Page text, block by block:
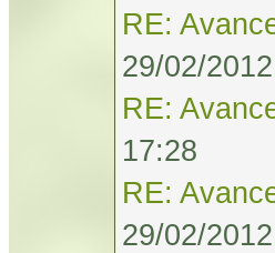
RE:
29/02/
RE:
17:28
RE:
29/02/